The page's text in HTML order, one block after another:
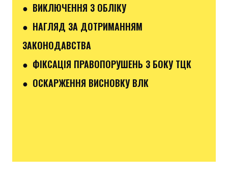
● ВИКЛЮЧЕННЯ З ОБЛІКУ
● НАГЛЯД ЗА ДОТРИМАННЯМ
ЗАКОНОДАВСТВА
● ФІКСАЦІЯ ПРАВОПОРУШЕНЬ З БОКУ ТЦК
● ОСКАРЖЕННЯ ВИСНОВКУ ВЛК